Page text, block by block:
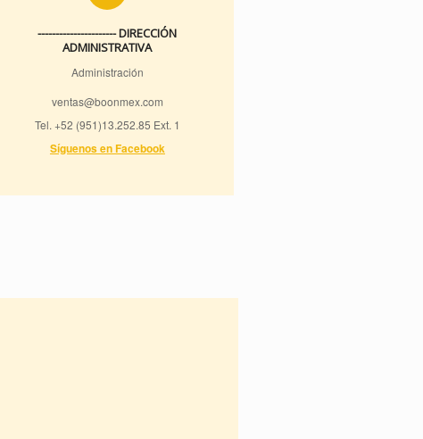
---------------------- DIRECCIÓN
ADMINISTRATIVA
Administración
ventas@boonmex.com
Tel. +52 (951)13.252.85 Ext. 1
Síguenos en Facebook